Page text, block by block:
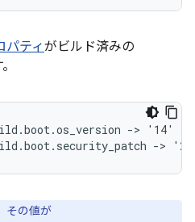
パティがビルド済みの
-> '14'
その値が